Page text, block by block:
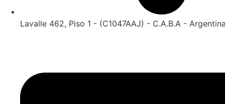
Lavalle 462, Piso 1 - (C1047AAJ) - C.A.B.A -